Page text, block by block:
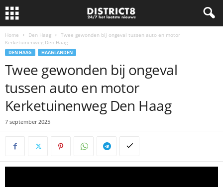
Home Den Haag
Twee gewonden bij ongeval tussen auto en motor
Kerketuinenweg Den Haag
DEN HAAG HAAGLANDEN
Twee gewonden bij ongeval
tussen auto en motor
Kerketuinenweg Den Haag
7 september 2025